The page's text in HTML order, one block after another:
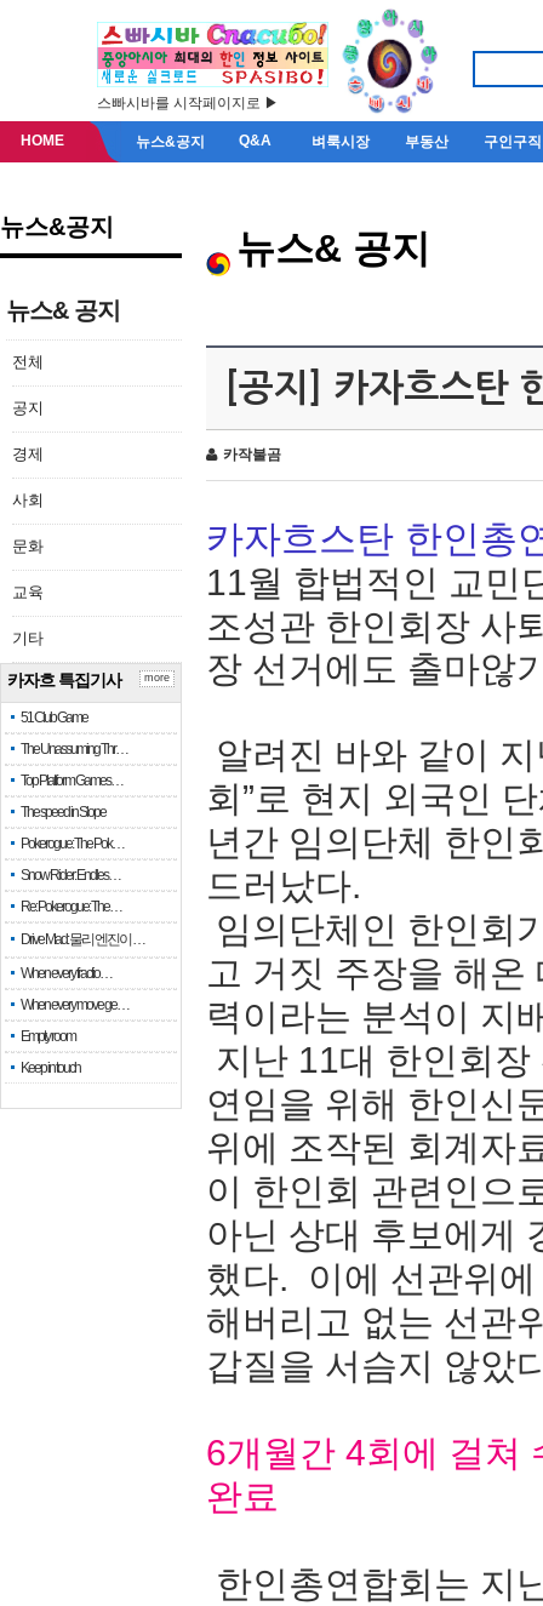
스빠시바를 시작페이지로 ▶
HOME 뉴스&공지 Q&A 벼룩시장 부동산 구인구직
뉴스&공지
뉴스& 공지
전체
공지
경제
사회
문화
교육
기타
카자흐 특집기사
51 Club Game
The Unassuming Thr…
Top Platform Games…
The speed in Slope
Pokerogue: The Pok…
Snow Rider: Endles…
Re: Pokerogue: The…
Drive Mad: 물리 엔진이 …
When every fractio…
When every move ge…
Empty room
Keep in touch
more
뉴스& 공지
[공지] 카자흐스탄
카작불곰
카자흐스탄 한인총
11월 합법적인 교민
조성관 한인회장 사
장 선거에도 출마않
알려진 바와 같이
회”로 현지 외국인
년간 임의단체 한인
드러났다.
임의단체인 한인회
고 거짓 주장을 해
력이라는 분석이 지
지난 11대 한인회
연임을 위해 한인신
위에 조작된 회계자
이 한인회 관련인으
아닌 상대 후보에게
했다. 이에 선관위
해버리고 없는 선관
갑질을 서슴지 않았
6개월간 4회에 걸쳐
완료
한인총연합회는 지